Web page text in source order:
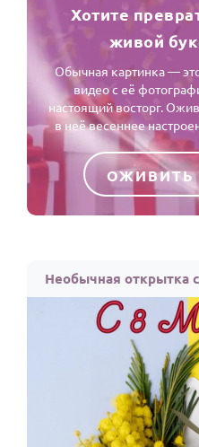
Хотите
живой
Обычная картинка —
видео с её
настоящий восторг.
в неё весеннее
ОЖИВИТЬ
Необычная открытка